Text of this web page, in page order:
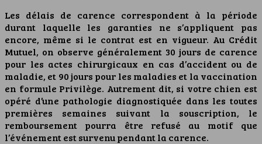
Les délais de carence correspondent à la période
durant laquelle les garanties ne s’appliquent pas
encore, même si le contrat est en vigueur. Au Crédit
Mutuel, on observe généralement 30 jours de carence
pour les actes chirurgicaux en cas d’accident ou de
maladie, et 90 jours pour les maladies et la vaccination
en formule Privilège. Autrement dit, si votre chien est
opéré d’une pathologie diagnostiquée dans les toutes
premières semaines suivant la souscription, le
remboursement pourra être refusé au motif que
l’événement est survenu pendant la carence.